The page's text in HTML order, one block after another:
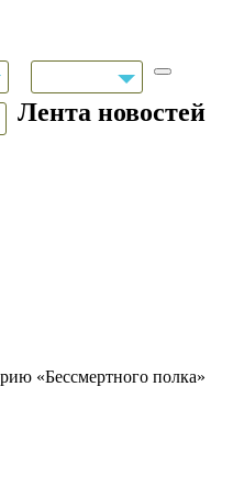
Лента новостей
«Бессмертного полка»